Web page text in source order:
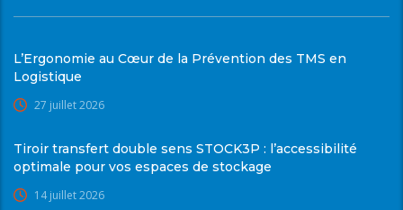
L’Ergonomie au Cœur de la Prévention des TMS en
Logistique
27 juillet 2026
Tiroir transfert double sens STOCK3P : l’accessibilité
optimale pour vos espaces de stockage
14 juillet 2026